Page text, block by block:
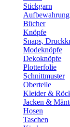
Stickgarn
Aufbewahrung
Bücher
Knöpfe
Snaps,
Modeknöpfe
Dekoknöpfe
Plotterfolie
Schnittmuster
Oberteile
Kleider &
Jacken &
Hosen
Taschen